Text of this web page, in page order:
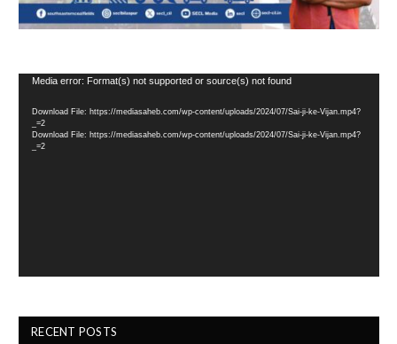
Video
Media error: Format(s) not supported or source(s) not found
Download File: https://mediasaheb.com/wp-content/uploads/2024/07/Sai-ji-ke-Vijan.mp4?
_=2
Download File: https://mediasaheb.com/wp-content/uploads/2024/07/Sai-ji-ke-Vijan.mp4?
_=2
RECENT POSTS